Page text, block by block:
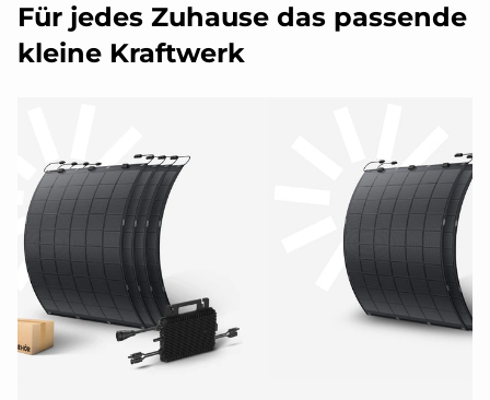
Für jedes Zuhause das passende
kleine Kraftwerk